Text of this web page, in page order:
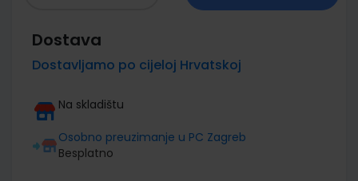
Dostava
Dostavljamo po cijeloj Hrvatskoj
Na skladištu
Osobno preuzimanje u PC Zagreb
Besplatno